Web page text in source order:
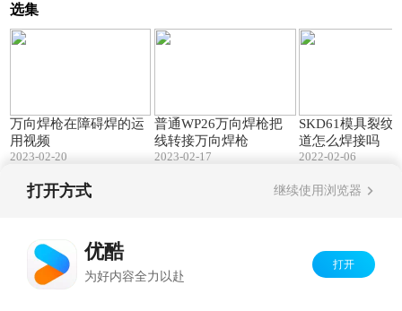
选集
万向焊枪在障碍焊的运
用视频
2023-02-20
普通WP26万向焊枪把
线转接万向焊枪
2023-02-17
SKD61模具裂纹
道怎么焊接吗
2022-02-06
打开方式 继续使用浏览器
优酷
为好内容全力以赴
打开